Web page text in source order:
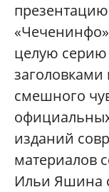
целую серию
смешного
изданий
материалов
Ильи Яшина